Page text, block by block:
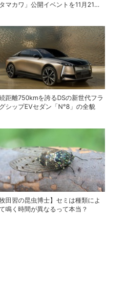
マカワ」公開イベントを11月21日
距離750kmを誇るDSの新世代フラ
シップEVセダン「N°8」の全貌
牧田習の昆虫博士】セミは種類によ
鳴く時間が異なるって本当？